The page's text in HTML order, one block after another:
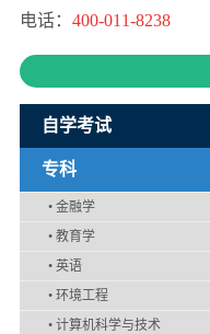
电话： 400-011-8238
自学考试
专科
• 金融学
• 教育学
• 英语
• 环境工程
• 计算机科学与技术